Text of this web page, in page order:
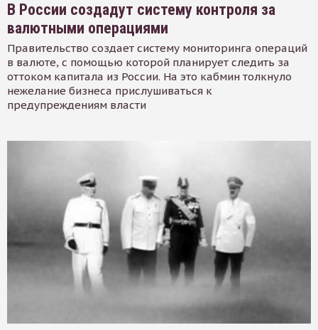
В России создадут систему контроля за
валютными операциями
Правительство создает систему мониторинга операций
в валюте, с помощью которой планирует следить за
оттоком капитала из России. На это кабмин толкнуло
нежелание бизнеса прислушиваться к
предупреждениям власти